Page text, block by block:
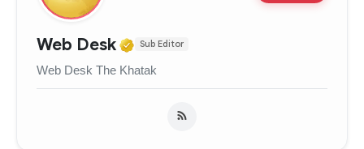
Web Desk Verified Media or
Sub Editor
Web Desk The Khatak